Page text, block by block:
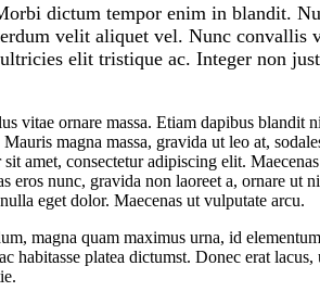
dictum tempor enim in blandit.
velit aliquet vel. Nunc convallis
elit tristique ac. Integer non
vitae ornare massa. Etiam dapibus blandit
magna massa, gravida ut leo at,
amet, consectetur adipiscing elit.
nunc, gravida non laoreet a, ornare ut
eget dolor. Maecenas ut vulputate arcu.
magna quam maximus urna, id
habitasse platea dictumst. Donec erat